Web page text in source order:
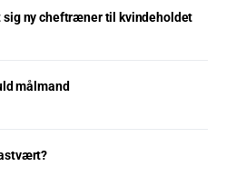
sig ny cheftræner til kvindeholdet
målmand